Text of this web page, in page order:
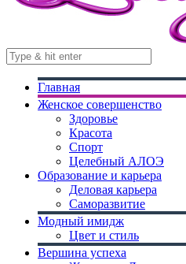
Главная
Женское совершенство
Здоровье
Красота
Спорт
Целебный АЛОЭ
Образование и карьера
Деловая карьера
Саморазвитие
Модный имидж
Цвет и стиль
Вершина успеха